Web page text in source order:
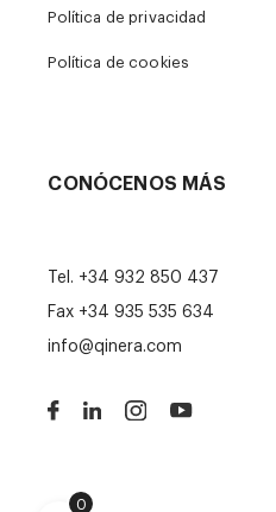
Política de privacidad
Política de cookies
CONÓCENOS MÁS
Tel. +34 932 850 437
Fax +34 935 535 634
info@qinera.com
0